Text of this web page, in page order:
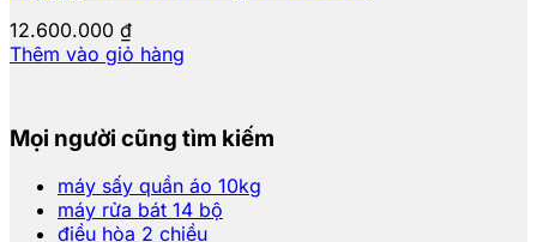
12.600.000 ₫
Thêm vào giỏ hàng
Mọi người cũng tìm kiếm
máy sấy quần áo 10kg
máy rửa bát 14 bộ
điều hòa 2 chiều